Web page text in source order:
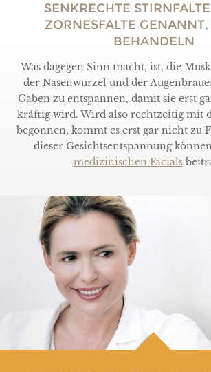
SENKRECHTE
ZORNESFALTE GENANNT,
BEHANDELN
Was dagegen Sinn macht, ist, die
der Nasenwurzel und der
Gaben zu entspannen, damit sie erst
kräftig wird. Wird also rechtzeitig mit
begonnen, kommt es erst gar nicht zu
dieser Gesichtsentspannung
medizinischen Facials